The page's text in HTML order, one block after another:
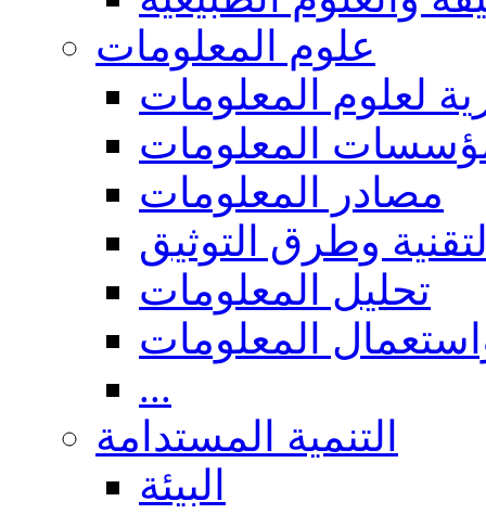
علوم المعلومات
لعلوم المعلومات
المعلومات
مصادر المعلومات
وطرق التوثيق
تحليل المعلومات
المعلومات
...
التنمية المستدامة
البيئة